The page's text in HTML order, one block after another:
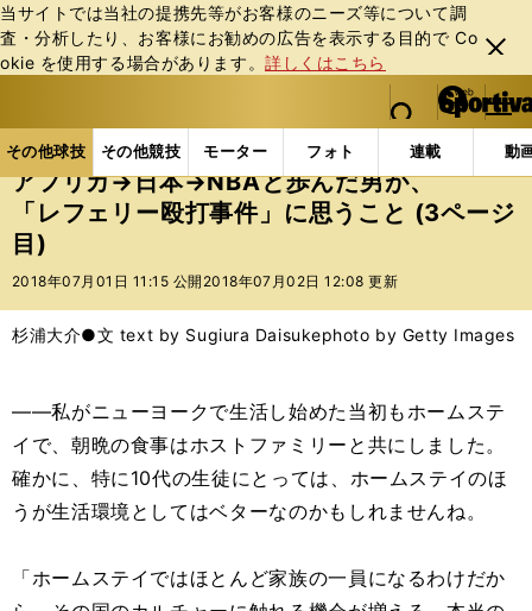
当サイトでは当社の提携先等がお客様のニーズ等について調
査・分析したり、お客様にお勧めの広告を表⽰する⽬的で Co
okie を使⽤する場合があります。詳しくはこちら
閉じ
る
web Sportiva (webスポルティーバ)
検索
マイペ
ー
ジ
メニュ
その他球技 その他競技 モーター フォト 連載 動
ス
ポ
ル
テ
ー
バ
その他球技の記事一覧 バスケットボール 国内バス
アフリカ→日本→NBAと歩んだ男が、
「レフェリー殴打事件」に思うこと (3ページ
目)
2018年07月01日 11:15 公開 2018年07月02日 12:08 更新
杉浦大介●文 text by Sugiura Daisukephoto by Getty Images
――私がニューヨークで生活し始めた当初もホームステ
イで、朝晩の食事はホストファミリーと共にしました。
確かに、特に10代の生徒にとっては、ホームステイのほ
うが生活環境としてはベターなのかもしれませんね。
「ホームステイではほとんど家族の一員になるわけだか